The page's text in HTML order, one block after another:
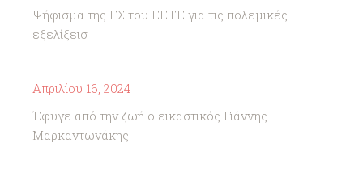
Ψήφισμα της ΓΣ του ΕΕΤΕ για τις πολεμικές
εξελίξεισ
Απριλίου 16, 2024
Έφυγε από την ζωή ο εικαστικός Γιάννης
Μαρκαντωνάκης